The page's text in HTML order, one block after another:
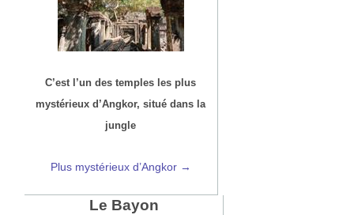
C’est l’un des temples les plus
mystérieux d’Angkor, situé dans la
jungle
Plus mystérieux d’Angkor →
Le Bayon